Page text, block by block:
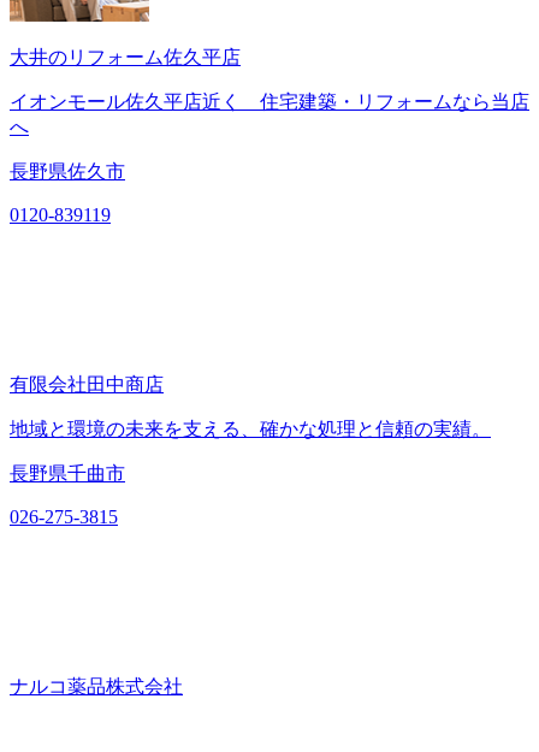
大井のリフォーム佐久平店
イオンモール佐久平店近く 住宅建築・リフォームなら当店
へ
長野県佐久市
0120-839119
有限会社田中商店
地域と環境の未来を支える、確かな処理と信頼の実績。
長野県千曲市
026-275-3815
ナルコ薬品株式会社